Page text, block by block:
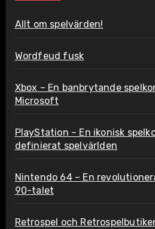
Allt om spelvärden!
Wordfeud fusk
Xbox – En banbrytande
Microsoft
PlayStation – En ikonisk
definierat spelvärlden
Nintendo 64 – En
90-talet
Retrospel och